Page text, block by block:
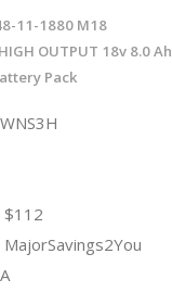
11-1880 M18
OUTPUT 18v 8.0 Ah
Pack
$112